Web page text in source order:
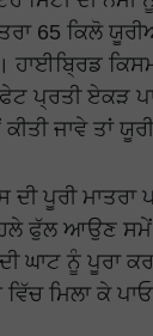
65 ਕਿਲੋ
ਹਾਈਬ੍ਰਿਡ
ਪ੍ਰਤੀ ਏਕੜ
ਜਾਵੇ ਤਾਂ
ਪੂਰੀ
ਫੁੱਲ ਆਉਣ
ਘਾਟ ਨੂੰ ਪੂਰਾ
ਮਿਲਾ ਕੇ